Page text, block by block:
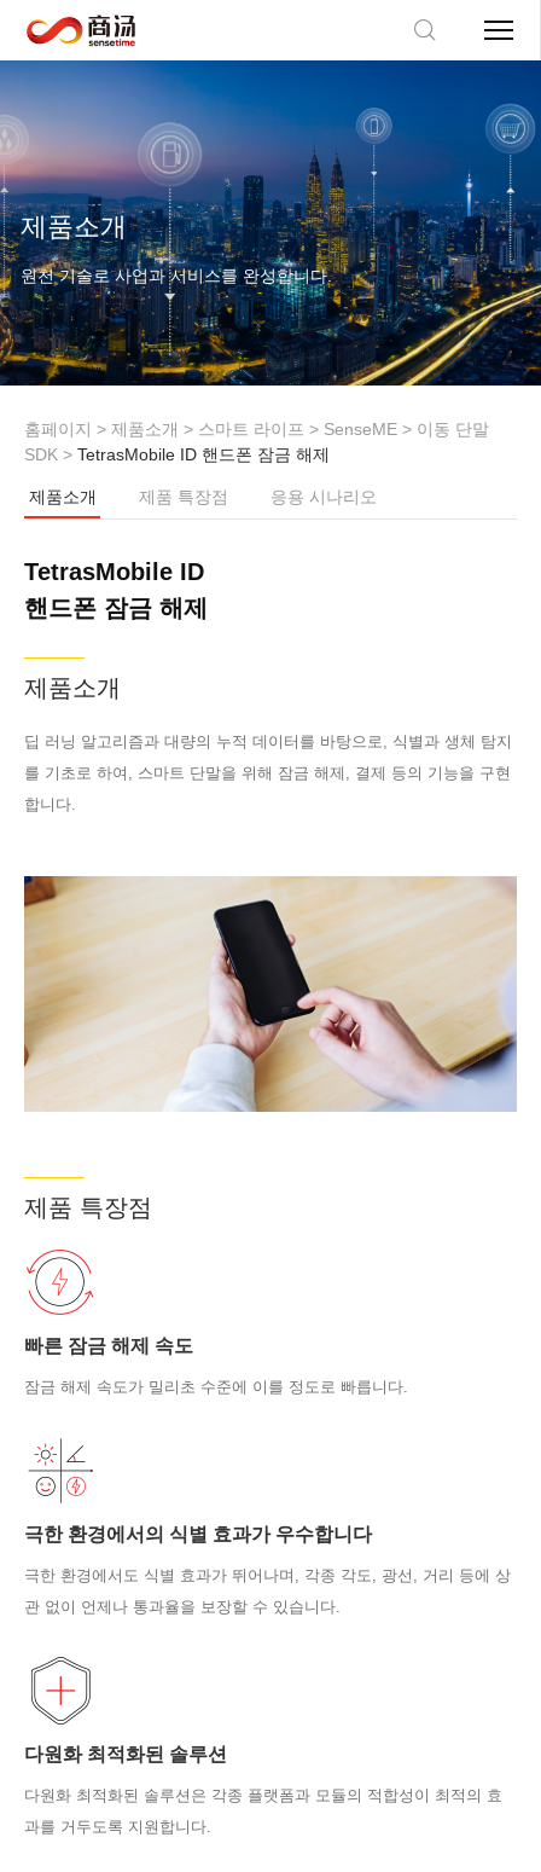
제품소개
원천 기술로 사업과 서비스를 완성합니다.
홈페이지 > 제품소개 > 스마트 라이프 > SenseME > 이동 단말
SDK > TetrasMobile ID 핸드폰 잠금 해제
제품소개 제품 특장점 응용 시나리오
TetrasMobile ID
핸드폰 잠금 해제
제품소개
딥 러닝 알고리즘과 대량의 누적 데이터를 바탕으로, 식별과 생체 탐지
를 기초로 하여, 스마트 단말을 위해 잠금 해제, 결제 등의 기능을 구현
합니다.
제품 특장점
빠른 잠금 해제 속도
잠금 해제 속도가 밀리초 수준에 이를 정도로 빠릅니다.
극한 환경에서의 식별 효과가 우수합니다
극한 환경에서도 식별 효과가 뛰어나며, 각종 각도, 광선, 거리 등에 상
관 없이 언제나 통과율을 보장할 수 있습니다.
다원화 최적화된 솔루션
다원화 최적화된 솔루션은 각종 플랫폼과 모듈의 적합성이 최적의 효
과를 거두도록 지원합니다.